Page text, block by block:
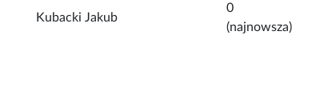
Kubacki Jakub
0
(najnowsza)